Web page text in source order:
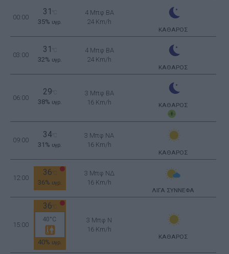
00:00
31
35% υγρ.
4 Μπφ BA
24 Km/h
ΚΑΘΑΡΟΣ
03:00
31
32% υγρ.
4 Μπφ BA
24 Km/h
ΚΑΘΑΡΟΣ
06:00
29
38% υγρ.
3 Μπφ BA
16 Km/h
ΚΑΘΑΡΟΣ
09:00
34°C
31% υγρ.
3 Μπφ NA
16 Km/h
ΚΑΘΑΡΟΣ
12:00
36
36% υγρ.
3 Μπφ ΝΔ
16 Km/h
ΛΙΓΑ ΣΥΝΝΕΦΑ
15:00
36
40°C
40% υγρ.
3 Μπφ N
16 Km/h
ΚΑΘΑΡΟΣ